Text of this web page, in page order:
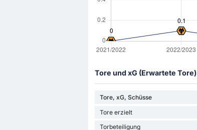
Tore und xG (Erwartete Tore)
Tore, xG, Schüsse
Tore erzielt
Torbeteiligung